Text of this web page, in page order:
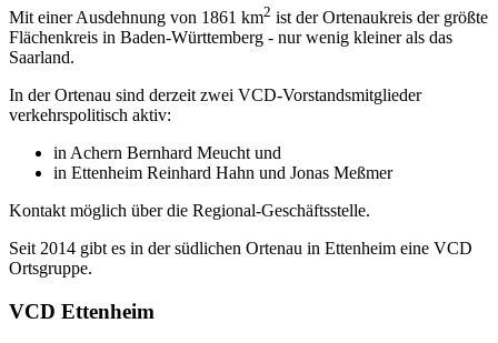
Mit einer Ausdehnung von 1861 km2 ist der Ortenaukreis der größte
Flächenkreis in Baden-Württemberg - nur wenig kleiner als das
Saarland.
In der Ortenau sind derzeit zwei VCD-Vorstandsmitglieder
verkehrspolitisch aktiv:
in Achern Bernhard Meucht und
in Ettenheim Reinhard Hahn und Jonas Meßmer
Kontakt möglich über die Regional-Geschäftsstelle.
Seit 2014 gibt es in der südlichen Ortenau in Ettenheim eine VCD
Ortsgruppe.
VCD Ettenheim